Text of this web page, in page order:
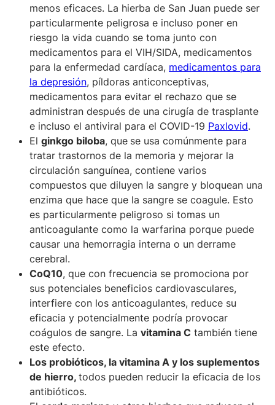
menos eficaces. La hierba de San Juan puede ser
particularmente peligrosa e incluso poner en
riesgo la vida cuando se toma junto con
medicamentos para el VIH/SIDA, medicamentos
para la enfermedad cardíaca, medicamentos para
la depresión, píldoras anticonceptivas,
medicamentos para evitar el rechazo que se
administran después de una cirugía de trasplante
e incluso el antiviral para el COVID-19 Paxlovid.
El ginkgo biloba, que se usa comúnmente para
tratar trastornos de la memoria y mejorar la
circulación sanguínea, contiene varios
compuestos que diluyen la sangre y bloquean una
enzima que hace que la sangre se coagule. Esto
es particularmente peligroso si tomas un
anticoagulante como la warfarina porque puede
causar una hemorragia interna o un derrame
cerebral.
CoQ10, que con frecuencia se promociona por
sus potenciales beneficios cardiovasculares,
interfiere con los anticoagulantes, reduce su
eficacia y potencialmente podría provocar
coágulos de sangre. La vitamina C también tiene
este efecto.
Los probióticos, la vitamina A y los suplementos
de hierro, todos pueden reducir la eficacia de los
antibióticos.